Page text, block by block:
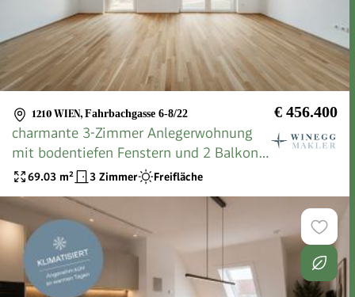
1210 WIEN, Fahrbachgasse 6-8/22 € 456.400
charmante 3-Zimmer Anlegerwohnung
mit bodentiefen Fenstern und 2 Balkone
>> Top Anbindung
69.03 m² 3 Zimmer Freifläche